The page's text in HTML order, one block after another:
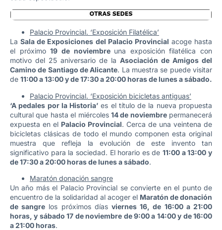
Palacio Provincial. ‘Exposición Filatélica’
LaSala de Exposiciones del Palacio Provincial acoge hasta
el próximo19 de noviembre una exposición filatélica con
motivo del 25 aniversario de la Asociación de Amigos del
Camino de Santiago de Alicante. La muestra se puede visitar
de 11:00 a 13:00 y de 17:30 a 20:00 horas de lunes a sábado.
Palacio Provincial. ‘Exposición bicicletas antiguas’
‘A pedales por la Historia’ es el título de la nueva propuesta
cultural que hasta el miércoles 14 de noviembrepermanecerá
expuesta en el Palacio Provincial. Cerca de una veintena de
bicicletas clásicas de todo el mundo componen esta original
muestra que refleja la evolución de este invento tan
significativo para la sociedad. El horario es de11:00 a 13:00 y
de 17:30 a 20:00 horas de lunes a sábado.
Maratón donación sangre
Un año más el Palacio Provincial se convierte en el punto de
encuentro de la solidaridad al acoger el Maratón de donación
de sangre los próximos díasviernes 16, de 16:00 a 21:00
horas, y sábado 17 de noviembre de 9:00 a 14:00 y de 16:00
a 21:00 horas.